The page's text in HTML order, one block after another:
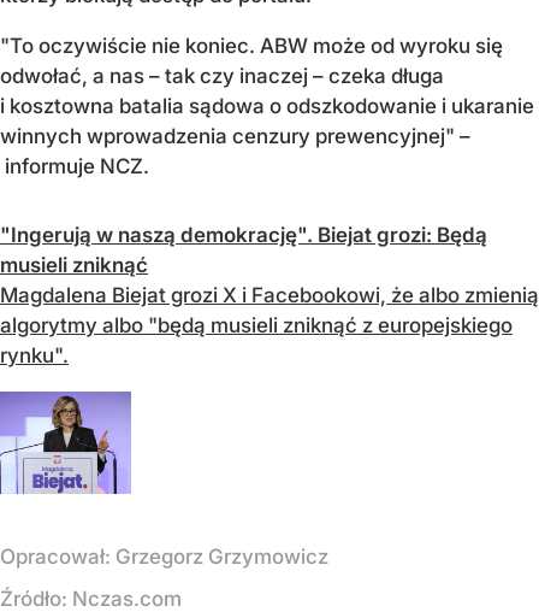
"To oczywiście nie koniec. ABW może od wyroku się
odwołać, a nas – tak czy inaczej – czeka długa
i kosztowna batalia sądowa o odszkodowanie i ukaranie
winnych wprowadzenia cenzury prewencyjnej" –
informuje NCZ.
"Ingerują w naszą demokrację". Biejat grozi: Będą
musieli zniknąć
Magdalena Biejat grozi X i Facebookowi, że albo zmienią
algorytmy albo "będą musieli zniknąć z europejskiego
rynku".
Opracował: Grzegorz Grzymowicz
Źródło: Nczas.com